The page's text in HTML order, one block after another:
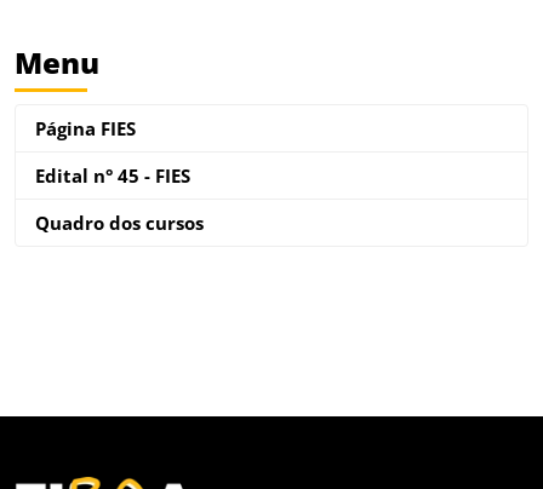
Menu
Página FIES
Edital n° 45 - FIES
Quadro dos cursos